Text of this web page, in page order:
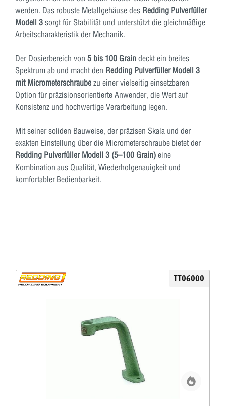
werden. Das robuste Metallgehäuse des Redding Pulverfüller
Modell 3 sorgt für Stabilität und unterstützt die gleichmäßige
Arbeitscharakteristik der Mechanik.
Der Dosierbereich von 5 bis 100 Grain deckt ein breites
Spektrum ab und macht den Redding Pulverfüller Modell 3
mit Micrometerschraube zu einer vielseitig einsetzbaren
Option für präzisionsorientierte Anwender, die Wert auf
Konsistenz und hochwertige Verarbeitung legen.
Mit seiner soliden Bauweise, der präzisen Skala und der
exakten Einstellung über die Micrometerschraube bietet der
Redding Pulverfüller Modell 3 (5–100 Grain) eine
Kombination aus Qualität, Wiederholgenauigkeit und
komfortabler Bedienbarkeit.
TT06000